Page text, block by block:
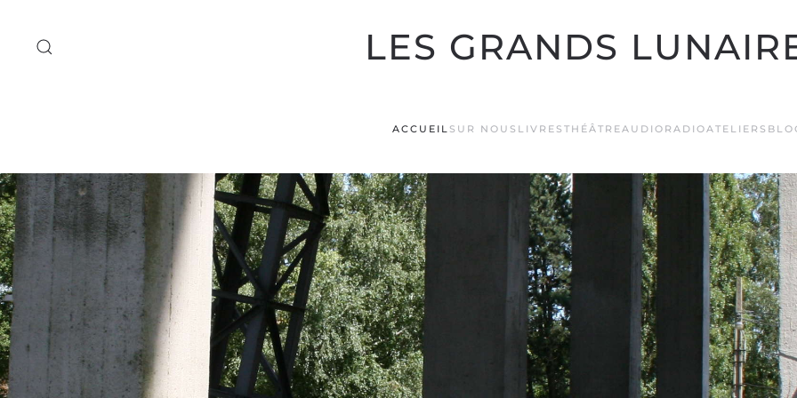
Accéder au contenu principal LES GRANDS
ACCUEIL SUR NOUS LIVRES THÉÂTREAUDIO RADIOATELIERS